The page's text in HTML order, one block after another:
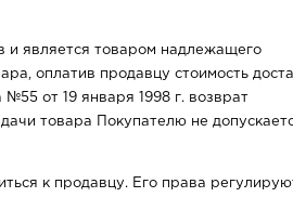
и является товаром надлежащего
оплатив продавцу стоимость
от 19 января 1998 г. возврат
товара Покупателю не
к продавцу. Его права